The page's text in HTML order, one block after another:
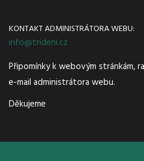
KONTAKT ADMINISTRÁTORA WEBU:
info@trideni.cz
Připomínky k webovým stránkám,
e-mail administrátora webu.
Děkujeme